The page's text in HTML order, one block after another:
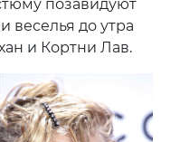
позавидуют
веселья до утра
и Кортни Лав.